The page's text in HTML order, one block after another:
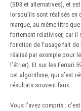
(SD3 et alternatives), et
lorsqu’ils sont réalisés
marque, au même titre
fortement relativiser, car il
fonction de l’usage fait de
réalisé par exemple pour
l’étrier). Et sur les Ferrari
cet algorithme, qui s’est
résultats souvent faux.
Vous l’avez compris :